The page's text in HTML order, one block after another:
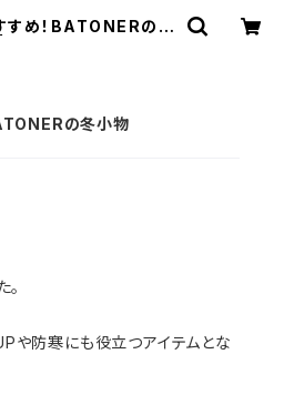
すめ！BATONERの冬
の冬小物
や防寒にも役立つアイテムとな